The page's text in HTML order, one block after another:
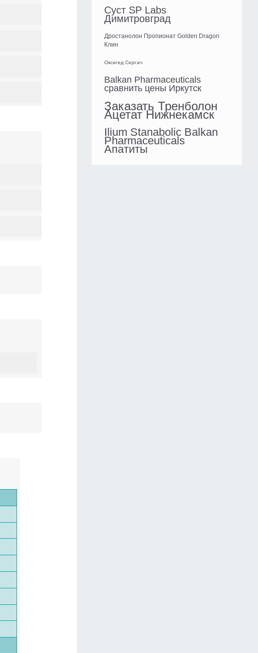
Суст SP Labs
Димитровград
Дростанолон Пропионат Golden Dragon
Клин
Оксигед Сергач
Balkan Pharmaceuticals
сравнить цены Иркутск
Заказать Тренболон
Ацетат Нижнекамск
Ilium Stanabolic Balkan
Pharmaceuticals
Апатиты